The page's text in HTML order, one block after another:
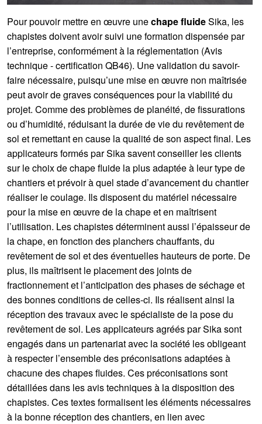
Pour pouvoir mettre en œuvre unechape fluideSika, les
chapistes doivent avoir suivi une formation dispensée par
l’entreprise, conformément à la réglementation (Avis
technique - certification QB46). Une validation du savoir-
faire nécessaire, puisqu’une mise en œuvre non maîtrisée
peut avoir de graves conséquences pour la viabilité du
projet. Comme des problèmes de planéité, de fissurations
ou d’humidité, réduisant la durée de vie du revêtement de
sol et remettant en cause la qualité de son aspect final. Les
applicateurs formés par Sika savent conseiller les clients
sur le choix de chape fluide la plus adaptée à leur type de
chantiers et prévoir à quel stade d’avancement du chantier
réaliser le coulage. Ils disposent du matériel nécessaire
pour la mise en œuvre de la chape et en maîtrisent
l’utilisation. Les chapistes déterminent aussi l’épaisseur de
la chape, en fonction des planchers chauffants, du
revêtement de sol et des éventuelles hauteurs de porte. De
plus, ils maîtrisent le placement des joints de
fractionnement et l’anticipation des phases de séchage et
des bonnes conditions de celles-ci. Ils réalisent ainsi la
réception des travaux avec le spécialiste de la pose du
revêtement de sol. Les applicateurs agréés par Sika sont
engagés dans un partenariat avec la société les obligeant
à respecter l’ensemble des préconisations adaptées à
chacune des chapes fluides. Ces préconisations sont
détaillées dans les avis techniques à la disposition des
chapistes. Ces textes formalisent les éléments nécessaires
à la bonne réception des chantiers, en lien avec